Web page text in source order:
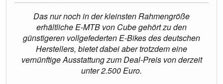
Das nur noch in der kleinsten Rahmengröße
erhältliche E-MTB von Cube gehört zu den
günstigeren vollgefederten E-Bikes des deutschen
Herstellers, bietet dabei aber trotzdem eine
vernünftige Ausstattung zum Deal-Preis von derzeit
unter 2.500 Euro.